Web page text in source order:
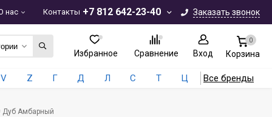
+7 812 642-23-40 Заказать звонок
нас Контакты
Избранное Сравнение Вход
0
Корзина
V Z Г Д Л С Т Ц Все бренды
Дуб Амбарный